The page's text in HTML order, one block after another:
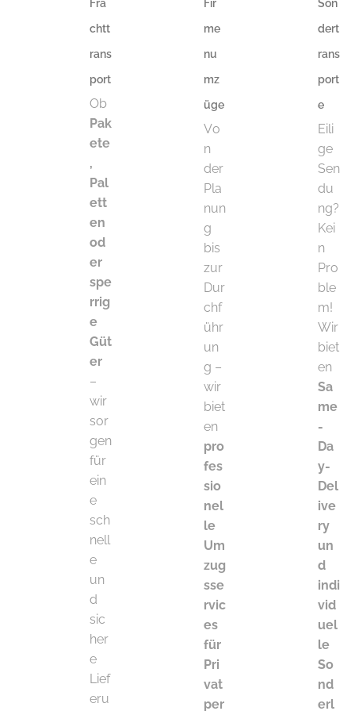
chtt
rans
port
Ob
Pak
ete
,
Pal
ett
en
od
er
spe
rrig
e
Güt
er
–
wir
sor
gen
für
ein
e
sch
nell
e
un
d
sic
her
e
Lief
eru
me
nu
mz
üge
Vo
n
der
Pla
nun
g
bis
zur
Dur
chf
ühr
un
g –
wir
biet
en
pro
fes
sio
nel
le
Um
zug
sse
rvic
es
für
Pri
vat
per
dert
rans
port
e
Eili
ge
Sen
du
ng?
Kei
n
Pro
ble
m!
Wir
biet
en
Sa
me
-
Da
y-
Del
ive
ry
un
d
indi
vid
uel
le
So
nd
erl